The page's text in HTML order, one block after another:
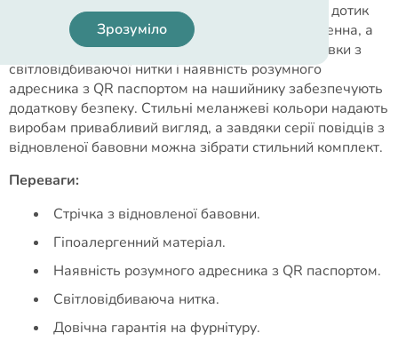
У цій серії продумана кожна дрібниця. М'яка на дотик
стрічка має підвищену міцність. Вона гіпоалергенна, а
значить абсолютно безпечна для тварини. Вставки з
світловідбиваючої нитки і наявність розумного
адресника з QR паспортом на нашийнику забезпечують
додаткову безпеку. Стильні меланжеві кольори надають
виробам привабливий вигляд, а завдяки серії повідців з
відновленої бавовни можна зібрати стильний комплект.
Переваги:
Стрічка з відновленої бавовни.
Гіпоалергенний матеріал.
Наявність розумного адресника з QR паспортом.
Світловідбиваюча нитка.
Довічна гарантія на фурнітуру.
Зрозуміло